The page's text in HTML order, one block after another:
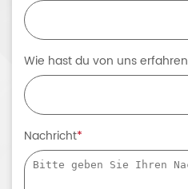
Wie hast du von uns erfahren
Nachricht*